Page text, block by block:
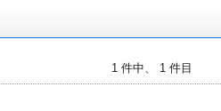
1 件中、 1 件目